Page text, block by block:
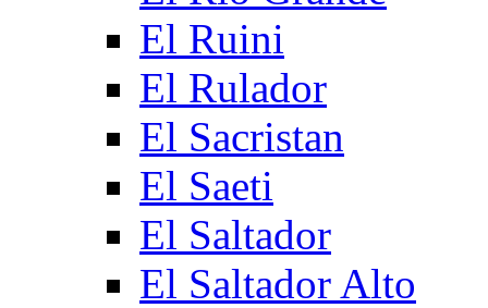
El Ruini
El Rulador
El Sacristan
El Saeti
El Saltador
El Saltador Alto